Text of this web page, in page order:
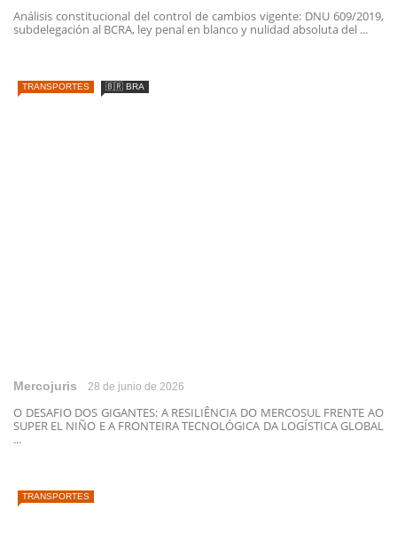
Análisis constitucional del control de cambios vigente: DNU 609/2019,
subdelegación al BCRA, ley penal en blanco y nulidad absoluta del ...
TRANSPORTES 🇧🇷 BRA
Mercojuris 28 de junio de 2026
O DESAFIO DOS GIGANTES: A RESILIÊNCIA DO MERCOSUL FRENTE AO
SUPER EL NIÑO E A FRONTEIRA TECNOLÓGICA DA LOGÍSTICA GLOBAL
...
TRANSPORTES